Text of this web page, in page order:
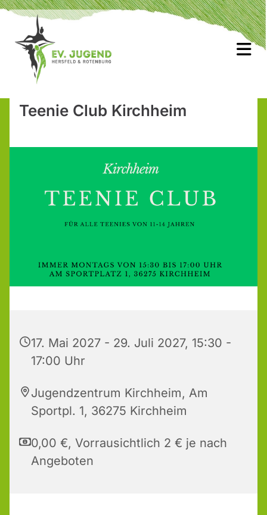
Teenie Club Kirchheim
17. Mai 2027 - 29. Juli 2027, 15:30 -
17:00 Uhr
Jugendzentrum Kirchheim, Am
Sportpl. 1, 36275 Kirchheim
0,00 €, Vorrausichtlich 2 € je nach
Angeboten